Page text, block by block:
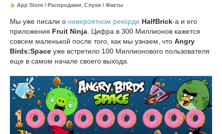
App Store / Распродажи Слухи / Факты
Мы уже писали о невероятном рекорде HalfBrick-а и его
приложения Fruit Ninja . Цифра в 300 Миллионов кажется
совсем маленькой после того, как мы узнаем, что Angry
Birds:Space уже встретило 100 Миллионового пользователя
еще в самом начале своего выхода.